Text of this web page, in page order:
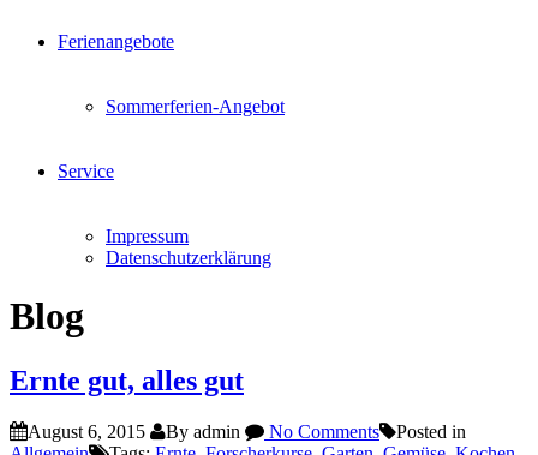
Ferienangebote
Sommerferien-Angebot
Service
Impressum
Datenschutzerklärung
Blog
Ernte gut, alles gut
August 6, 2015 By admin No Comments
Posted in